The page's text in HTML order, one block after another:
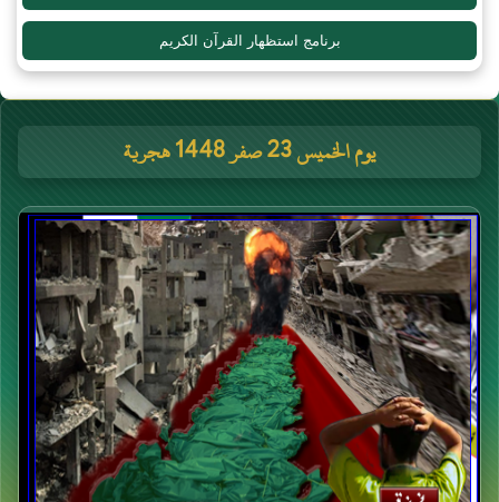
برنامج استظهار القرآن الكريم
يوم الخميس 23 صفر 1448 هجرية